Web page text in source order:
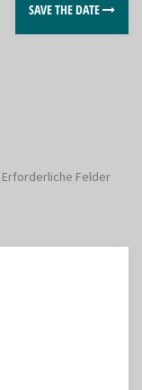
SAVE THE DATE
Erforderliche Felder